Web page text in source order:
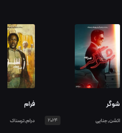
شوگر
اکشن,جنایی 2024
فرام
درام,ترسناک